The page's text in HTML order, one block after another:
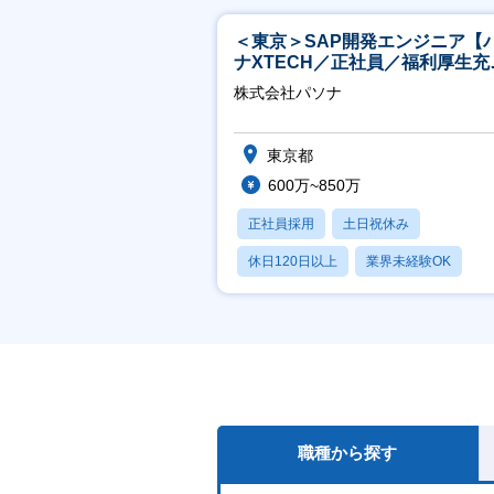
＜東京＞SAP開発エンジニア【
ナXTECH／正社員／福利厚生充
◎】
株式会社パソナ
東京都
600万~850万
正社員採用 土日祝休み
休日120日以上 業界未経験OK
産休・育休あり
職種から探す